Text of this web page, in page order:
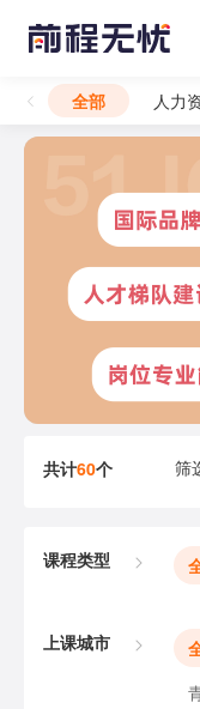
全部 人力
共计60个 筛
课程类型
上课城市